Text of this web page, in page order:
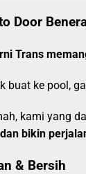
Door
Trans
buat ke pool,
kami yang
bikin
& Bersih